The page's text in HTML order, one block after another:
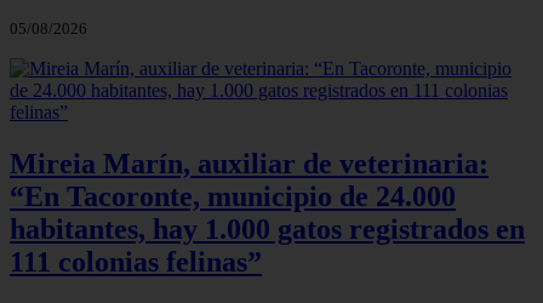
05/08/2026
Mireia Marín, auxiliar de veterinaria:
“En Tacoronte, municipio de 24.000
habitantes, hay 1.000 gatos registrados en
111 colonias felinas”